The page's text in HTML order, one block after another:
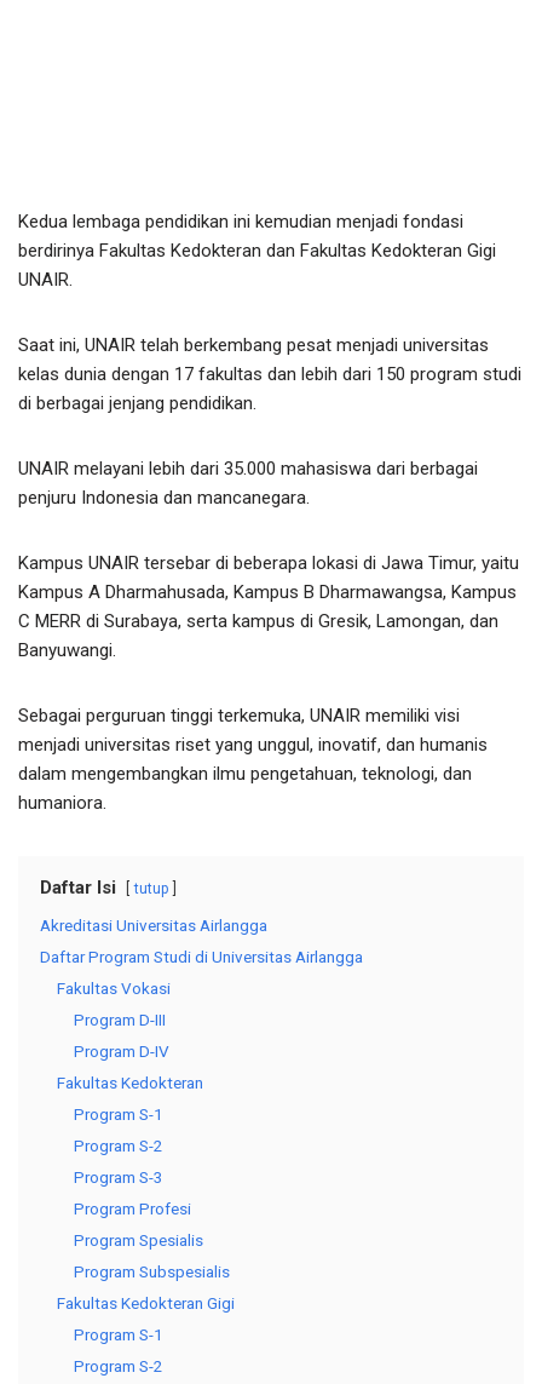
Kedua lembaga pendidikan ini kemudian menjadi fondasi
berdirinya Fakultas Kedokteran dan Fakultas Kedokteran Gigi
UNAIR.
Saat ini, UNAIR telah berkembang pesat menjadi universitas
kelas dunia dengan 17 fakultas dan lebih dari 150 program studi
di berbagai jenjang pendidikan.
UNAIR melayani lebih dari 35.000 mahasiswa dari berbagai
penjuru Indonesia dan mancanegara.
Kampus UNAIR tersebar di beberapa lokasi di Jawa Timur, yaitu
Kampus A Dharmahusada, Kampus B Dharmawangsa, Kampus
C MERR di Surabaya, serta kampus di Gresik, Lamongan, dan
Banyuwangi.
Sebagai perguruan tinggi terkemuka, UNAIR memiliki visi
menjadi universitas riset yang unggul, inovatif, dan humanis
dalam mengembangkan ilmu pengetahuan, teknologi, dan
humaniora.
Daftar Isi tutup
Akreditasi Universitas Airlangga
Daftar Program Studi di Universitas Airlangga
Fakultas Vokasi
Program D-III
Program D-IV
Fakultas Kedokteran
Program S-1
Program S-2
Program S-3
Program Profesi
Program Spesialis
Program Subspesialis
Fakultas Kedokteran Gigi
Program S-1
Program S-2